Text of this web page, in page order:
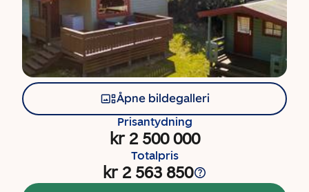
Åpne bildegalleri
Prisantydning
kr 2 500 000
Totalpris
kr 2 563 850